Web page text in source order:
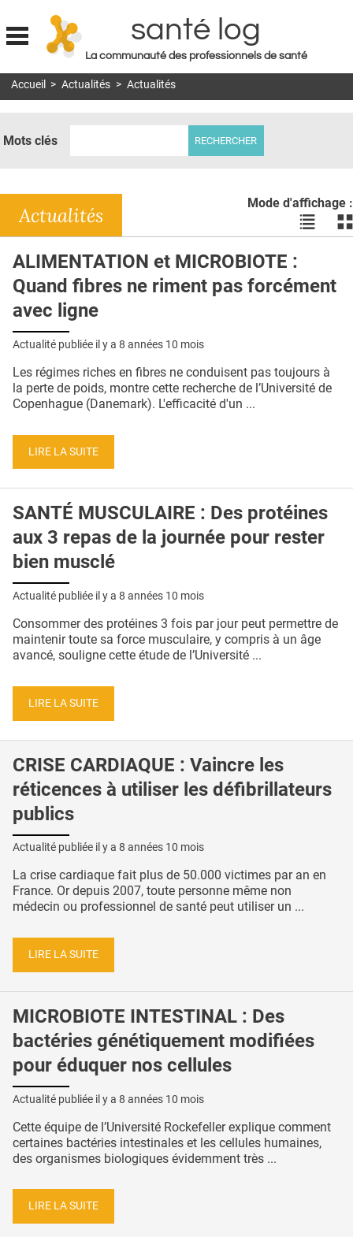
Jump to navigation
santé log
La communauté des professionnels de santé
MON COMPTE
DOSSIERS
RÉSEAUX
E-REVUE SAD
L'APP
PUBLICITÉ
CONTACT
Accueil > Actualités > Actualités
Mots clés
Mode d'affichage :
Voir
les
liste
les
Actualités
ALIMENTATION et MICROBIOTE :
Quand fibres ne riment pas forcément
avec ligne
Actualité publiée il y a 8 années 10 mois
Les régimes riches en fibres ne conduisent pas toujours à
la perte de poids, montre cette recherche de l’Université de
Copenhague (Danemark). L'efficacité d'un ...
LIRE LA SUITE
SANTÉ MUSCULAIRE : Des protéines
aux 3 repas de la journée pour rester
bien musclé
Actualité publiée il y a 8 années 10 mois
Consommer des protéines 3 fois par jour peut permettre de
maintenir toute sa force musculaire, y compris à un âge
avancé, souligne cette étude de l’Université ...
LIRE LA SUITE
CRISE CARDIAQUE : Vaincre les
réticences à utiliser les défibrillateurs
publics
Actualité publiée il y a 8 années 10 mois
La crise cardiaque fait plus de 50.000 victimes par an en
France. Or depuis 2007, toute personne même non
médecin ou professionnel de santé peut utiliser un ...
LIRE LA SUITE
MICROBIOTE INTESTINAL : Des
bactéries génétiquement modifiées
pour éduquer nos cellules
Actualité publiée il y a 8 années 10 mois
Cette équipe de l’Université Rockefeller explique comment
certaines bactéries intestinales et les cellules humaines,
des organismes biologiques évidemment très ...
LIRE LA SUITE